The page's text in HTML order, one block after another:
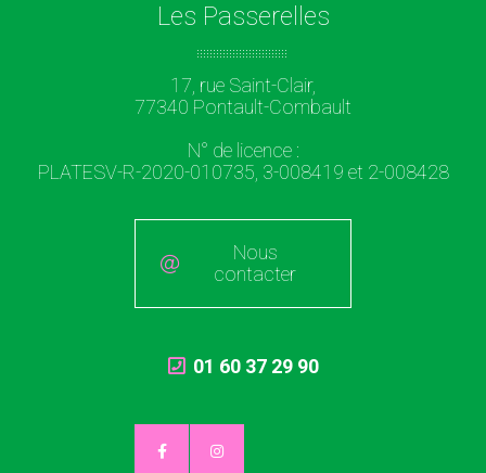
Les Passerelles
17, rue Saint-Clair,
77340 Pontault-Combault
N° de licence :
PLATESV-R-2020-010735, 3-008419 et 2-008428
Nous
contacter
01 60 37 29 90